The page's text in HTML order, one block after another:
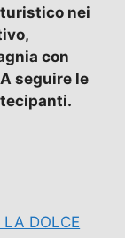
nei
con
seguire le
LA DOLCE